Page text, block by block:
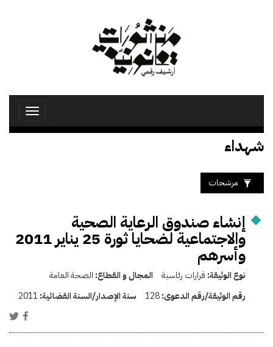
Toggle
شهداء
مرشحات
إنشاء صندوق الرعاية الصحية
والاجتماعية لضحايا ثورة 25 يناير 2011
وأسرهم
نوع الوثيقة: قرارات رئاسية المجال و القطاع: الصحة العامة
رقم الوثيقة/رقم الدعوى:128 سنة الإصدار/السنة القضائية: 2011